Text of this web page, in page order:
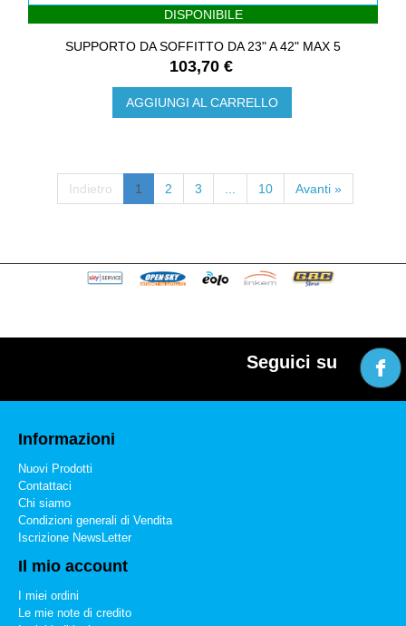
DISPONIBILE
SUPPORTO DA SOFFITTO DA 23" A 42" MAX 5
103,70 €
AGGIUNGI AL CARRELLO
Indietro 1 2 3 10 Avanti »
Seguici su
Informazioni
Nuovi Prodotti
Contattaci
Chi siamo
Condizioni generali di Vendita
Iscrizione NewsLetter
Il mio account
I miei ordini
Le mie note di credito